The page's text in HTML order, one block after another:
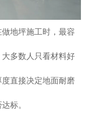
地坪施工时，最容
多数人只看材料好
直接决定地面耐磨
标。